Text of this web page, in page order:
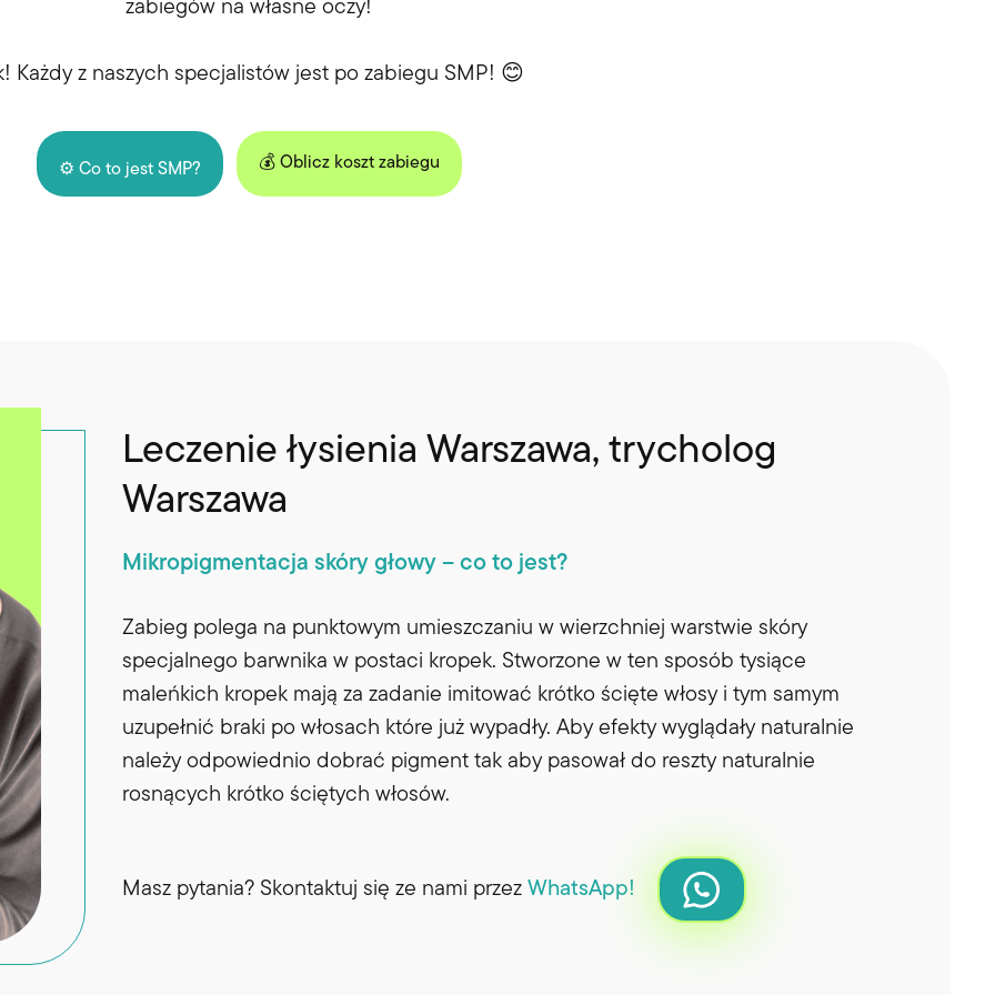
zabiegów na własne oczy!
Każdy z naszych specjalistów jest po zabiegu SMP! 😊
⚙️ Co to jest SMP? 💰 Oblicz koszt zabiegu
Leczenie łysienia Warszawa, trycholog
Warszawa
Mikropigmentacja skóry głowy – co to jest?
Zabieg polega na punktowym umieszczaniu w wierzchniej warstwie skóry
specjalnego barwnika w postaci kropek. Stworzone w ten sposób tysiące
maleńkich kropek mają za zadanie imitować krótko ścięte włosy i tym samym
uzupełnić braki po włosach które już wypadły. Aby efekty wyglądały naturalnie
należy odpowiednio dobrać pigment tak aby pasował do reszty naturalnie
rosnących krótko ściętych włosów.
Masz pytania? Skontaktuj się ze nami przez WhatsApp!